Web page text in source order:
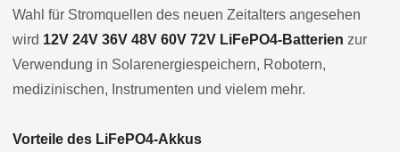
Wahl für Stromquellen des neuen Zeitalters angesehen
wird 12V 24V 36V 48V 60V 72V LiFePO4-Batterien zur
Verwendung in Solarenergiespeichern, Robotern,
medizinischen, Instrumenten und vielem mehr.
Vorteile des LiFePO4-Akkus